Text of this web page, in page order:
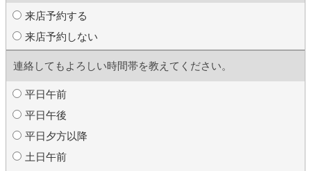
来店予約する
来店予約しない
連絡してもよろしい時間帯を教えてください。
平日午前
平日午後
平日夕方以降
土日午前